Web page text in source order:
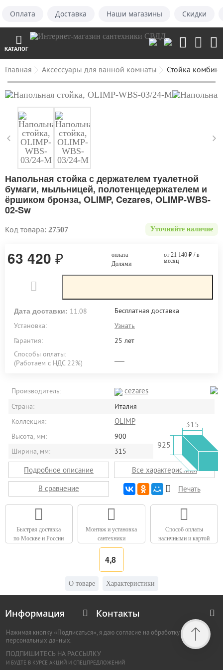
Оплата Доставка Наши магазины Скидки
КАТАЛОГ
Главная Аксессуары для ванной комнаты Стойка
Напольная стойка с держателем туалетной
бумаги, мыльницей, полотенцедержателем и
ёршиком бронза, OLIMP, Cezares, OLIMP-WBS-
02-Sw
Код товара: 27507 Уточняйте наличие
63 420 ₽
оплата
Долями
от 21 140 ₽/ в
месяц
Дата доставки: 11.08
Бесплатная доставка
Установка:
Узнать
Гарантия:
25 лет
Способы оплаты:
(Работаем с НДС 22%)
Производитель: cezares
Страна:
Италия
Коллекция:
OLIMP
Высота, мм:
900
Ширина, мм:
315
925
315
Подробное описание
Все характеристики
В сравнение
Печать
Быстрая доставка
по Москве и России
Монтаж и установка
сантехники
Способ оплаты
наличными и картой
4,8
О товаре Характеристики
Информация Контакты
Нажимая кнопку «Подписаться», я даю согласие на обработку
персональных данных.
ПОДПИШИТЕСЬ НА РАССЫЛКУ
И БУДТЕ В КУРСЕ АКЦИЙ И СПЕЦПРЕДЛОЖЕНИЙ